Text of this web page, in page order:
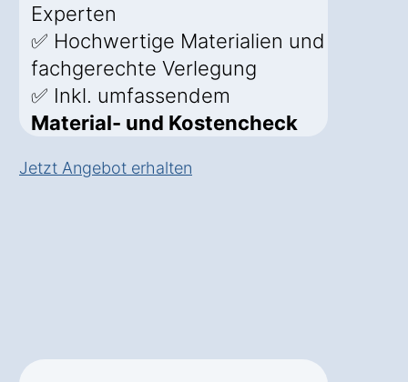
Experten
✅ Hochwertige Materialien und
fachgerechte Verlegung
✅ Inkl. umfassendem
Material- und Kostencheck
Jetzt Angebot erhalten